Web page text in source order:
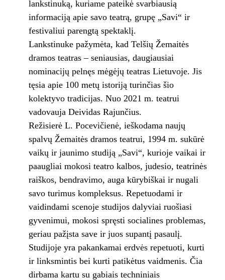
lankstinuką, kuriame pateikė svarbiausią
informaciją apie savo teatrą, grupę „Savi“ ir
festivaliui parengtą spektaklį.
Lankstinuke pažymėta, kad Telšių Žemaitės
dramos teatras – seniausias, daugiausiai
nominacijų pelnęs mėgėjų teatras Lietuvoje. Jis
tęsia apie 100 metų istoriją turinčias šio
kolektyvo tradicijas. Nuo 2021 m. teatrui
vadovauja Deividas Rajunčius.
Režisierė L. Pocevičienė, ieškodama naujų
spalvų Žemaitės dramos teatrui, 1994 m. sukūrė
vaikų ir jaunimo studiją „Savi“, kurioje vaikai ir
paaugliai mokosi teatro kalbos, judesio, teatrinės
raiškos, bendravimo, auga kūrybiškai ir nugali
savo turimus kompleksus. Repetuodami ir
vaidindami scenoje studijos dalyviai ruošiasi
gyvenimui, mokosi spręsti socialines problemas,
geriau pažįsta save ir juos supantį pasaulį.
Studijoje yra pakankamai erdvės repetuoti, kurti
ir linksmintis bei kurti patikėtus vaidmenis. Čia
dirbama kartu su gabiais techniniais